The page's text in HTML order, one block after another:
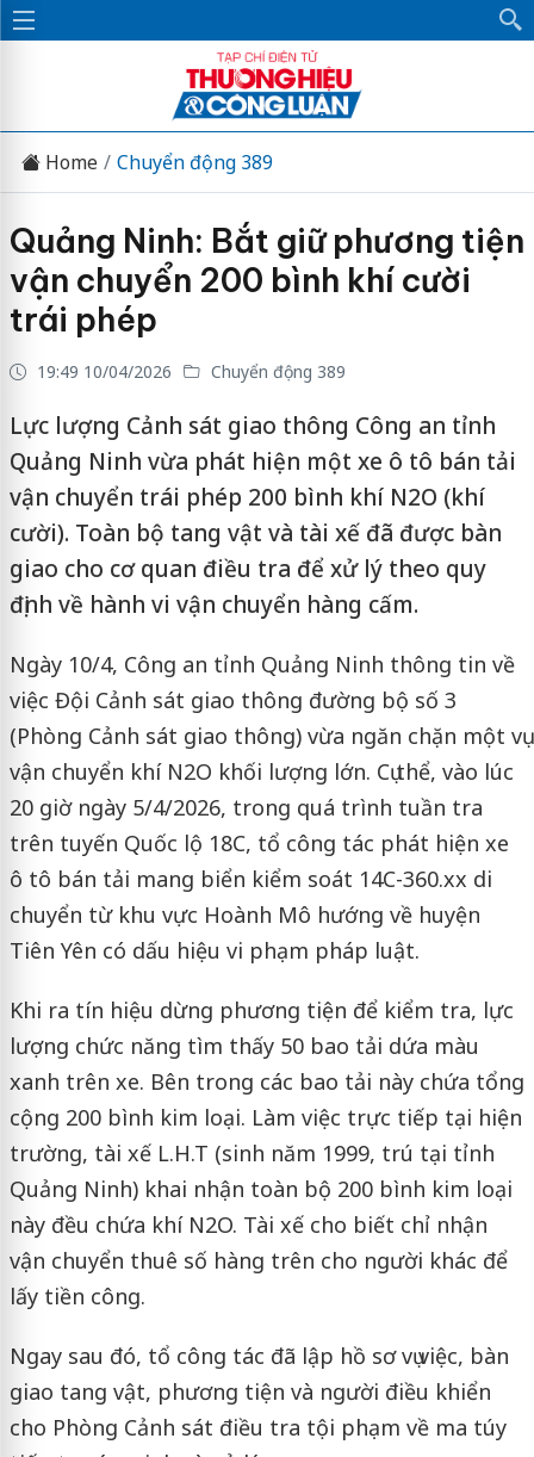
Home Chuyển động 389
Quảng Ninh: Bắt giữ phương tiện
vận chuyển 200 bình khí cười
trái phép
19:49 10/04/2026 Chuyển động 389
Lực lượng Cảnh sát giao thông Công an tỉnh
Quảng Ninh vừa phát hiện một xe ô tô bán tải
vận chuyển trái phép 200 bình khí N2O (khí
cười). Toàn bộ tang vật và tài xế đã được bàn
giao cho cơ quan điều tra để xử lý theo quy
định về hành vi vận chuyển hàng cấm.
Ngày 10/4, Công an tỉnh Quảng Ninh thông tin về
việc Đội Cảnh sát giao thông đường bộ số 3
(Phòng Cảnh sát giao thông) vừa ngăn chặn một vụ
vận chuyển khí N2O khối lượng lớn. Cụ thể, vào lúc
20 giờ ngày 5/4/2026, trong quá trình tuần tra
trên tuyến Quốc lộ 18C, tổ công tác phát hiện xe
ô tô bán tải mang biển kiểm soát 14C-360.xx di
chuyển từ khu vực Hoành Mô hướng về huyện
Tiên Yên có dấu hiệu vi phạm pháp luật.
Khi ra tín hiệu dừng phương tiện để kiểm tra, lực
lượng chức năng tìm thấy 50 bao tải dứa màu
xanh trên xe. Bên trong các bao tải này chứa tổng
cộng 200 bình kim loại. Làm việc trực tiếp tại hiện
trường, tài xế L.H.T (sinh năm 1999, trú tại tỉnh
Quảng Ninh) khai nhận toàn bộ 200 bình kim loại
này đều chứa khí N2O. Tài xế cho biết chỉ nhận
vận chuyển thuê số hàng trên cho người khác để
lấy tiền công.
Ngay sau đó, tổ công tác đã lập hồ sơ vụ việc, bàn
giao tang vật, phương tiện và người điều khiển
cho Phòng Cảnh sát điều tra tội phạm về ma túy